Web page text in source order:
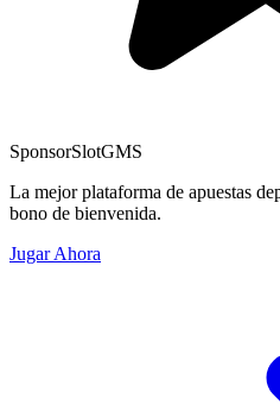
SponsorSlotGMS
La mejor plataforma de apuestas
bono de bienvenida.
Jugar Ahora